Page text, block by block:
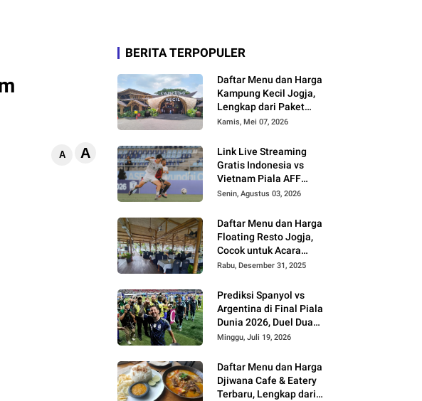
A A
BERITA TERPOPULER
Daftar Menu dan Harga
Kampung Kecil Jogja,
Lengkap dari Paket
Nasi hingga Minuman
Kamis, Mei 07, 2026
Link Live Streaming
Gratis Indonesia vs
Vietnam Piala AFF
2026
Senin, Agustus 03, 2026
Daftar Menu dan Harga
Floating Resto Jogja,
Cocok untuk Acara
Keluarga dan
Rabu, Desember 31, 2025
Prediksi Spanyol vs
Argentina di Final Piala
Dunia 2026, Duel Dua
Raksasa Penentu Gelar
Minggu, Juli 19, 2026
Daftar Menu dan Harga
Djiwana Cafe & Eatery
Terbaru, Lengkap dari